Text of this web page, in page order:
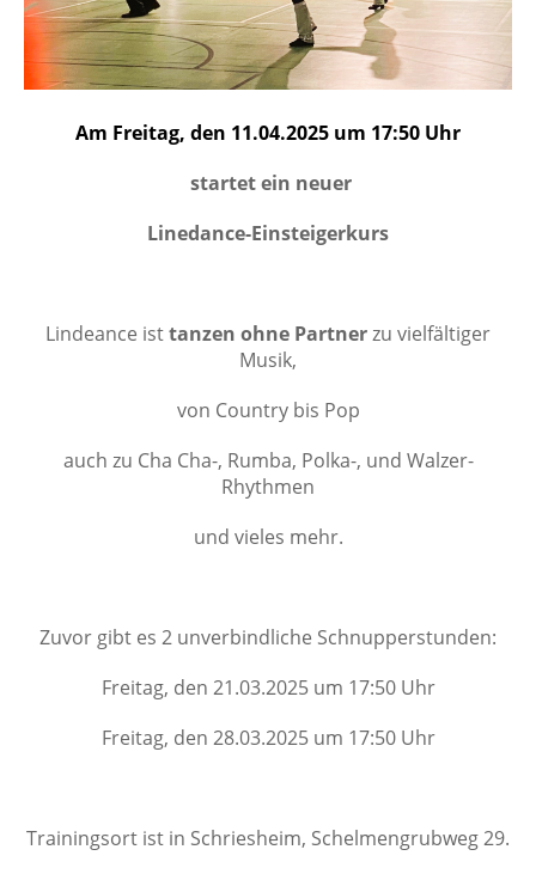
Am Freitag, den 11.04.2025 um 17:50 Uhr
startet ein neuer
Linedance-Einsteigerkurs
Lindeance isttanzen ohne Partnerzu vielfältiger
Musik,
von Country bis Pop
auch zu Cha Cha-, Rumba, Polka-, und Walzer-
Rhythmen
und vieles mehr.
Zuvor gibt es 2 unverbindliche Schnupperstunden:
Freitag, den 21.03.2025 um 17:50 Uhr
Freitag, den 28.03.2025 um 17:50 Uhr
Trainingsort ist in Schriesheim, Schelmengrubweg 29.